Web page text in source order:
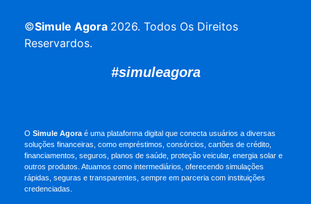
©Simule Agora 2026. Todos Os Direitos
Reservardos.
#simuleagora
O Simule Agora é uma plataforma digital que conecta usuários a diversas
soluções financeiras, como empréstimos, consórcios, cartões de crédito,
financiamentos, seguros, planos de saúde, proteção veicular, energia solar e
outros produtos. Atuamos como intermediários, oferecendo simulações
rápidas, seguras e transparentes, sempre em parceria com instituições
credenciadas.